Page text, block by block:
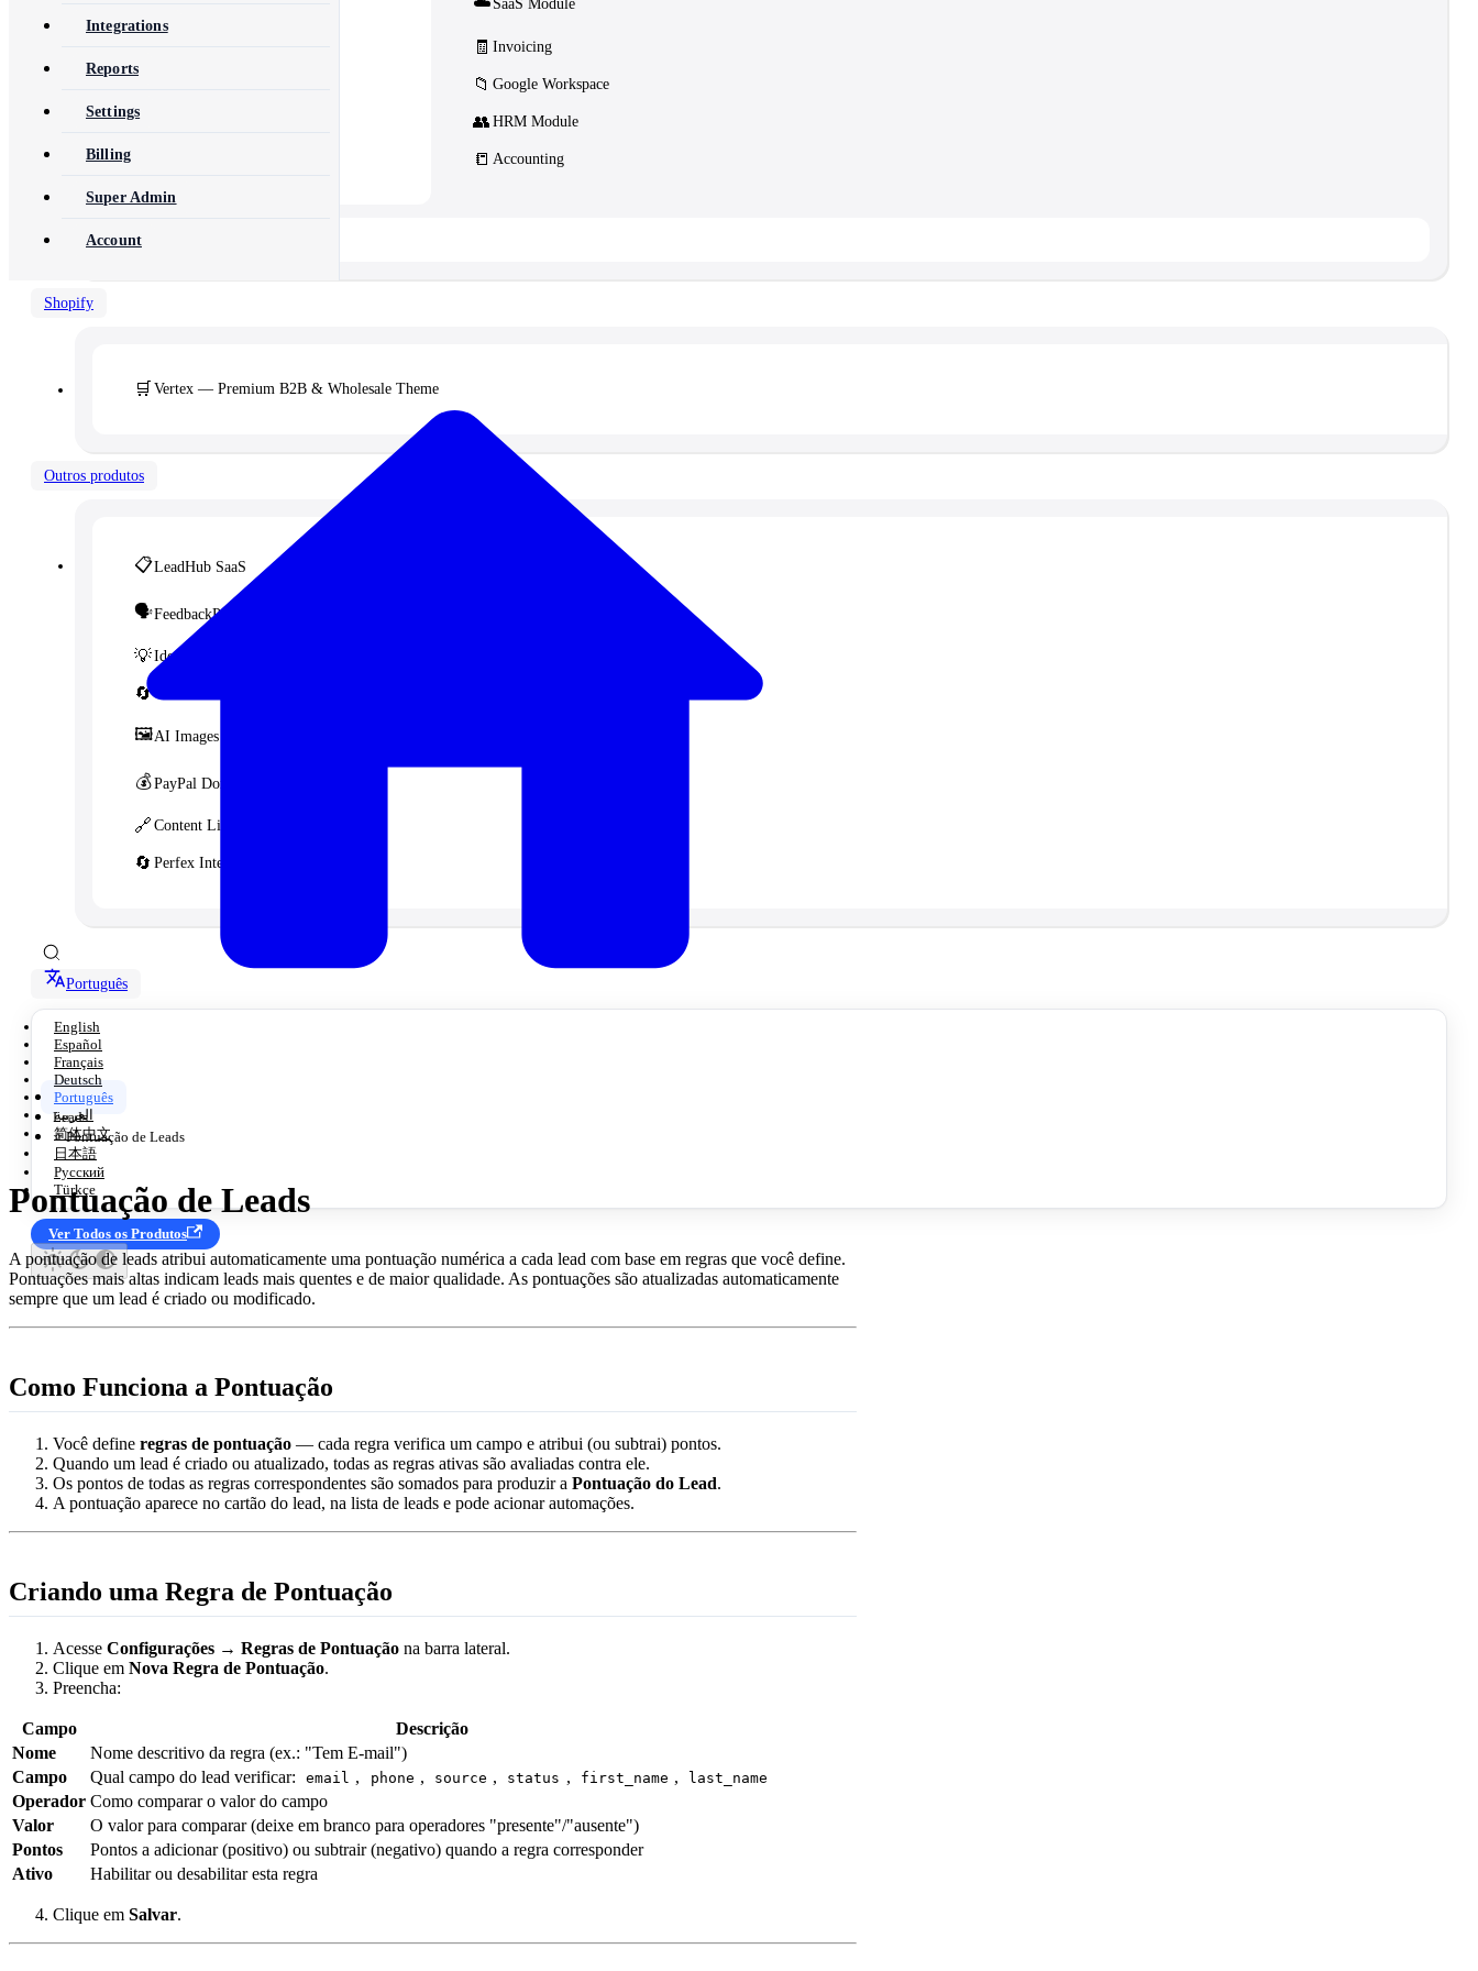
📊Management
SaaS Module
🧾 Invoicing
📁 Google Workspace
👥 HRM Module
📒 Accounting
📂 View All 10+ Modules →
Shopify
🛒 Vertex — Premium B2B & Wholesale Theme
Outros produtos
📋LeadHub SaaS
🗣️FeedbackPulse SaaS
💡Idea FMS
🔄WordFex
🖼️AI Images
💰PayPal Donation CF7
🔗 Content Linker
🔄 Perfex Integration for WHMCS
Português
English
Español
Français
Deutsch
Português
العربية
简体中文
日本語
Русский
Türkçe
Ver Todos os Produtos
Integrations
Reports
Settings
Billing
Super Admin
Account
Leads
⭐ Pontuação de Leads
Pontuação de Leads
A pontuação de leads atribui automaticamente uma pontuação numérica a cada lead com base em regras que você define.
Pontuações mais altas indicam leads mais quentes e de maior qualidade. As pontuações são atualizadas automaticamente
sempre que um lead é criado ou modificado.
Como Funciona a Pontuação
Você define regras de pontuação — cada regra verifica um campo e atribui (ou subtrai) pontos.
Quando um lead é criado ou atualizado, todas as regras ativas são avaliadas contra ele.
Os pontos de todas as regras correspondentes são somados para produzir a Pontuação do Lead.
A pontuação aparece no cartão do lead, na lista de leads e pode acionar automações.
Criando uma Regra de Pontuação
Acesse Configurações → Regras de Pontuação na barra lateral.
Clique em Nova Regra de Pontuação.
Preencha:
Campo
Descrição
Nome
Nome descritivo da regra (ex.: "Tem E-mail")
Campo
Qual campo do lead verificar: email , phone , source , status , first_name , last_name
Operador Como comparar o valor do campo
Valor
O valor para comparar (deixe em branco para operadores "presente"/"ausente")
Pontos
Pontos a adicionar (positivo) ou subtrair (negativo) quando a regra corresponder
Ativo
Habilitar ou desabilitar esta regra
Clique em Salvar.